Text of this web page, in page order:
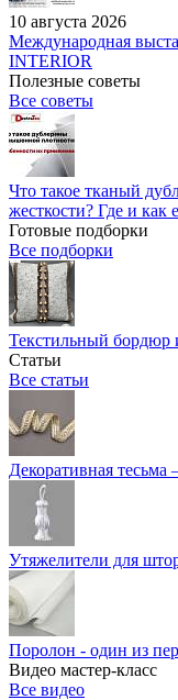
10 августа 2026
Международная
INTERIOR
Полезные советы
Все советы
Что такое тканый
жесткости? Где и
Готовые подборки
Все подборки
Текстильный бордюр
Статьи
Все статьи
Декоративная
Утяжелители для
Поролон - один из
Видео мастер-класс
Все видео